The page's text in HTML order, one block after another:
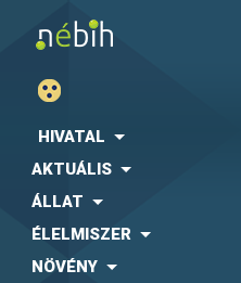
HIVATAL
AKTUÁLIS
ÁLLAT
ÉLELMISZER
NÖVÉNY